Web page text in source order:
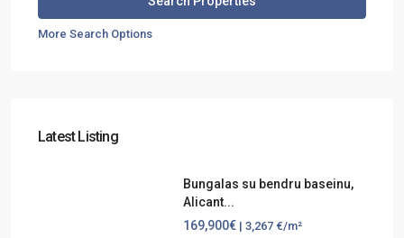
More Search Options
Latest Listing
Bungalas su bendru baseinu,
Alicant...
169,900€ | 3,267 €/m²